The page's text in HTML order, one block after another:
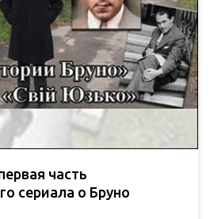
часть
сериала о Бруно